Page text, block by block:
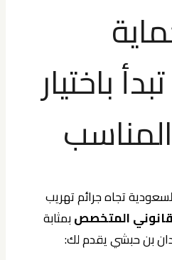
باختيار
تجاه جرائم تهريب
المتخصصبمثابة
بن حبشي يقدم لك: